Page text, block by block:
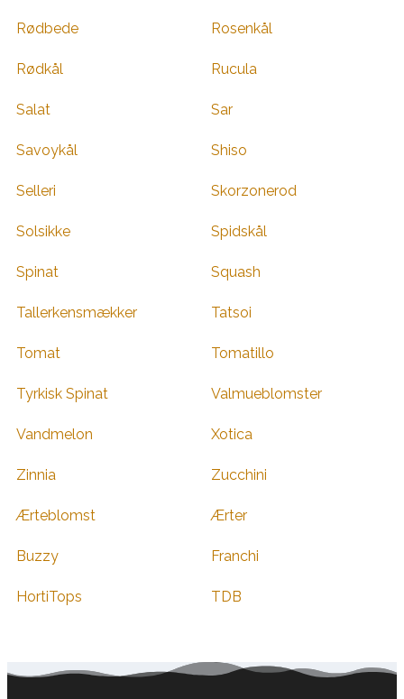
Rødbede Rosenkål
Rødkål Rucula
Salat Sar
Savoykål Shiso
Selleri Skorzonerod
Solsikke Spidskål
Spinat Squash
Tallerkensmækker Tatsoi
Tomat Tomatillo
Tyrkisk Spinat Valmueblomster
Vandmelon Xotica
Zinnia Zucchini
Ærteblomst Ærter
Buzzy Franchi
HortiTops TDB